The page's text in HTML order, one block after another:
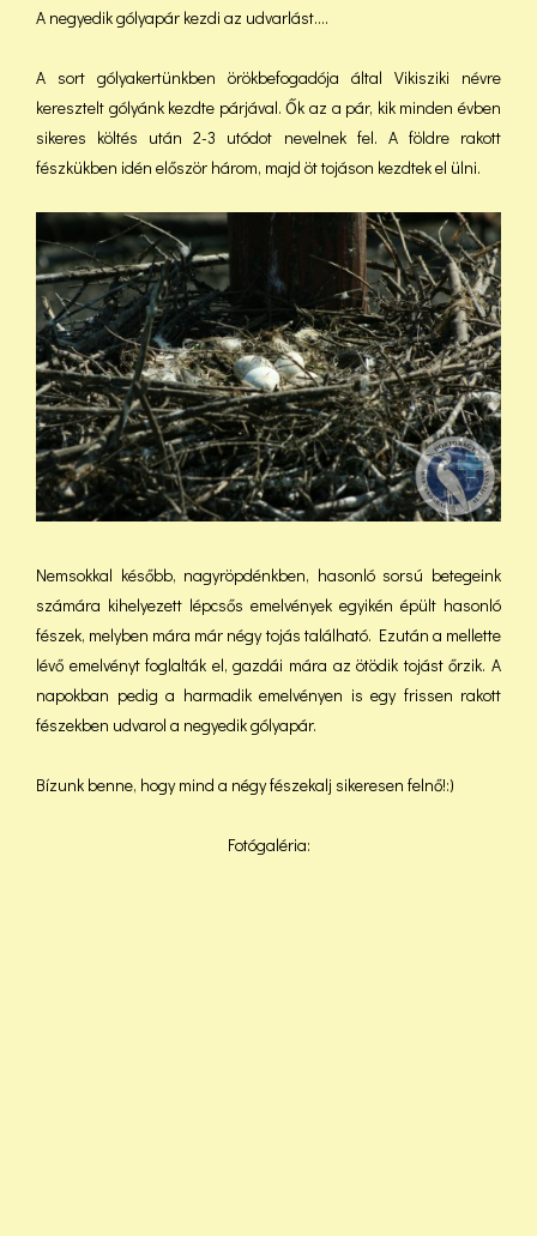
A negyedik gólyapár kezdi az udvarlást….
A sort gólyakertünkben örökbefogadója által Vikisziki névre
keresztelt gólyánk kezdte párjával. Ők az a pár, kik minden évben
sikeres költés után 2-3 utódot nevelnek fel. A földre rakott
fészkükben idén először három, majd öt tojáson kezdtek el ülni.
Nemsokkal később, nagyröpdénkben, hasonló sorsú betegeink
számára kihelyezett lépcsős emelvények egyikén épült hasonló
fészek, melyben mára már négy tojás található. Ezután a mellette
lévő emelvényt foglalták el, gazdái mára az ötödik tojást őrzik. A
napokban pedig a harmadik emelvényen is egy frissen rakott
fészekben udvarol a negyedik gólyapár.
Bízunk benne, hogy mind a négy fészekalj sikeresen felnő!:)
Fotógaléria: